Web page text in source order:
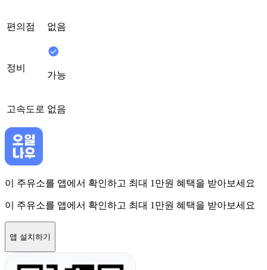
편의점 없음
정비
가능
고속도로 없음
이 주유소를 앱에서 확인하고 최대 1만원 혜택을 받아보세요
이 주유소를 앱에서 확인하고 최대 1만원 혜택을 받아보세요
앱 설치하기